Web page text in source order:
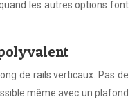
les autres options font
de rails verticaux. Pas de
même avec un plafond